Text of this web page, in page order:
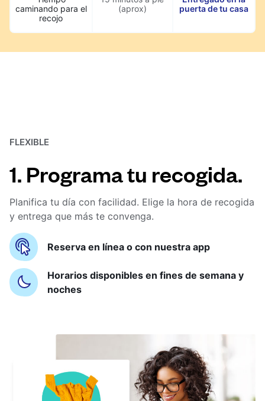
caminando para el
recojo
(aprox)
puerta de tu casa
FLEXIBLE
1. Programa tu recogida.
Planifica tu día con facilidad. Elige la hora de recogida
y entrega que más te convenga.
Reserva en línea o con nuestra app
Horarios disponibles en fines de semana y
noches